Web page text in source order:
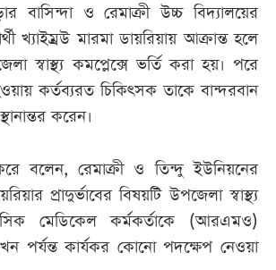
বাসিন্দা ও রেমাক্রী উচ্চ বিদ্যালয়ের
খ্যাইম্রউ মারমা ডায়রিয়ায় আক্রান্ত হলে
স্বাস্থ্য কমপ্লেক্সে ভর্তি করা হয়। পরে
কর্তব্যরত চিকিৎসক তাকে বান্দরবান
করেন।
বলেন, রেমাক্রী ও তিন্দু ইউনিয়নের
প্রাদুর্ভাবের বিষয়টি উপজেলা স্বাস্থ্য
মেডিকেল কর্মকর্তাকে (আরএমও)
পর্যন্ত কার্যকর কোনো পদক্ষেপ নেওয়া